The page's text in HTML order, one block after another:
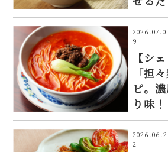
2026.07.0
9
【シ
「担
ピ。
り味
2026.06.2
2